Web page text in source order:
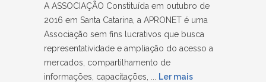
A ASSOCIAÇÃO Constituída em outubro de
2016 em Santa Catarina, a APRONET é uma
Associação sem fins lucrativos que busca
representatividade e ampliação do acesso a
mercados, compartilhamento de
informações, capacitações, ...
Ler mais